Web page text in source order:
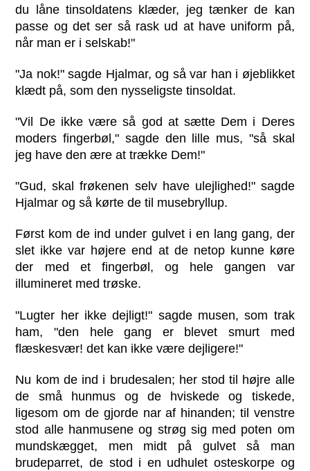
du låne tinsoldatens klæder, jeg tænker de kan
passe og det ser så rask ud at have uniform på,
når man er i selskab!"
"Ja nok!" sagde Hjalmar, og så var han i øjeblikket
klædt på, som den nysseligste tinsoldat.
"Vil De ikke være så god at sætte Dem i Deres
moders fingerbøl," sagde den lille mus, "så skal
jeg have den ære at trække Dem!"
"Gud, skal frøkenen selv have ulejlighed!" sagde
Hjalmar og så kørte de til musebryllup.
Først kom de ind under gulvet i en lang gang, der
slet ikke var højere end at de netop kunne køre
der med et fingerbøl, og hele gangen var
illumineret med trøske.
"Lugter her ikke dejligt!" sagde musen, som trak
ham, "den hele gang er blevet smurt med
flæskesvær! det kan ikke være dejligere!"
Nu kom de ind i brudesalen; her stod til højre alle
de små hunmus og de hviskede og tiskede,
ligesom om de gjorde nar af hinanden; til venstre
stod alle hanmusene og strøg sig med poten om
mundskægget, men midt på gulvet så man
brudeparret, de stod i en udhulet osteskorpe og